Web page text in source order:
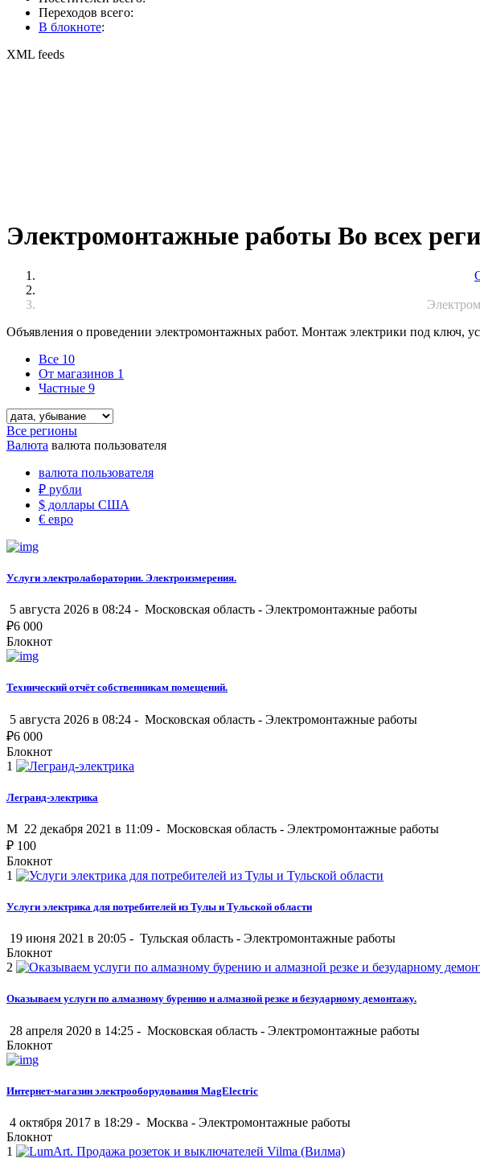
Переходов всего:
В блокноте:
XML feeds
Электромонтажные работы Во всех
Объявления о проведении электромонтажных работ. Монтаж электрики под ключ,
Все 10
От магазинов 1
Частные 9
Все регионы
Валюта валюта пользователя
валюта пользователя
₽ рубли
$ доллары США
€ евро
Услуги электролаборатории. Электроизмерения.
5 августа 2026 в 08:24 - Московская область - Электромонтажные работы
₽6 000
Блокнот
Технический отчёт собственникам помещений.
5 августа 2026 в 08:24 - Московская область - Электромонтажные работы
₽6 000
Блокнот
1
Легранд-электрика
M 22 декабря 2021 в 11:09 - Московская область - Электромонтажные работы
₽ 100
Блокнот
1
Услуги электрика для потребителей из Тулы и Тульской области
19 июня 2021 в 20:05 - Тульская область - Электромонтажные работы
Блокнот
2
Оказываем услуги по алмазному бурению и алмазной резке и безударному демонтажу.
28 апреля 2020 в 14:25 - Московская область - Электромонтажные работы
Блокнот
Интернет-магазин электрооборудования MagElectric
4 октября 2017 в 18:29 - Москва - Электромонтажные работы
Блокнот
1